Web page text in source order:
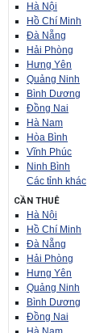
Hà Nội
Hồ Chí Minh
Đà Nẵng
Hải Phòng
Hưng Yên
Quảng Ninh
Bình Dương
Đồng Nai
Hà Nam
Hòa Bình
Vĩnh Phúc
Ninh Bình
Các tỉnh khác
CẦN THUÊ
Hà Nội
Hồ Chí Minh
Đà Nẵng
Hải Phòng
Hưng Yên
Quảng Ninh
Bình Dương
Đồng Nai